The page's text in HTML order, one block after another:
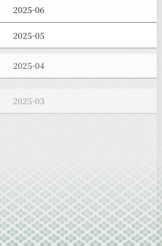
2025-06
2025-05
2024-10
2024-09